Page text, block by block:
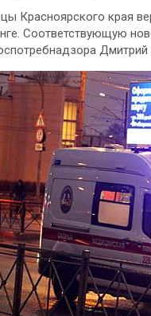
Красноярского края
Соответствующую